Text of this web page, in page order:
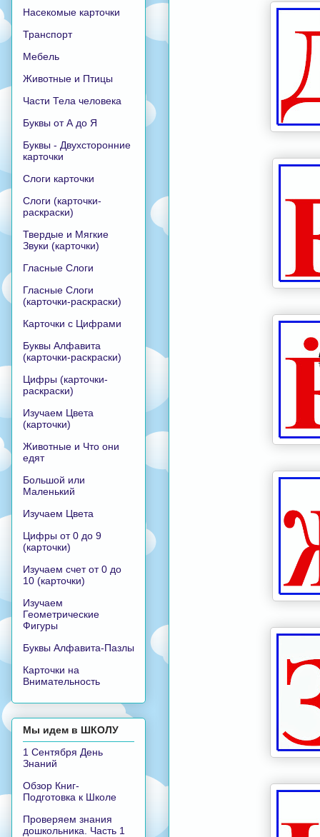
Насекомые карточки
Транспорт
Мебель
Животные и Птицы
Части Тела человека
Буквы от А до Я
Буквы - Двухсторонние
карточки
Слоги карточки
Слоги (карточки-
раскраски)
Твердые и Мягкие
Звуки (карточки)
Гласные Слоги
Гласные Слоги
(карточки-раскраски)
Карточки с Цифрами
Буквы Алфавита
(карточки-раскраски)
Цифры (карточки-
раскраски)
Изучаем Цвета
(карточки)
Животные и Что они
едят
Большой или
Маленький
Изучаем Цвета
Цифры от 0 до 9
(карточки)
Изучаем счет от 0 до
10 (карточки)
Изучаем
Геометрические
Фигуры
Буквы Алфавита-Пазлы
Карточки на
Внимательность
Мы идем в ШКОЛУ
1 Сентября День
Знаний
Обзор Книг-
Подготовка к Школе
Проверяем знания
дошкольника. Часть 1